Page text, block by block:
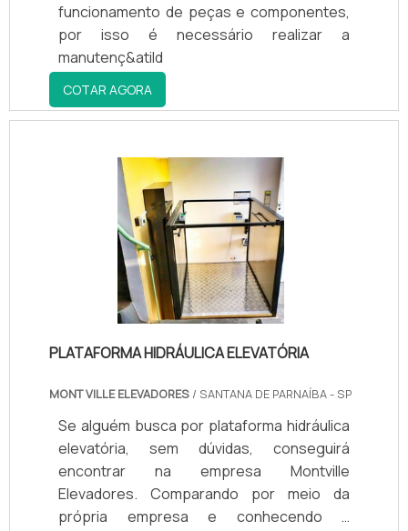
funcionamento de peças e componentes,
por isso é necessário realizar a
manutenç&atild
COTAR AGORA
PLATAFORMA HIDRÁULICA ELEVATÓRIA
MONT VILLE ELEVADORES / SANTANA DE PARNAÍBA - SP
Se alguém busca por plataforma hidráulica
elevatória, sem dúvidas, conseguirá
encontrar na empresa Montville
Elevadores. Comparando por meio da
própria empresa e conhecendo a